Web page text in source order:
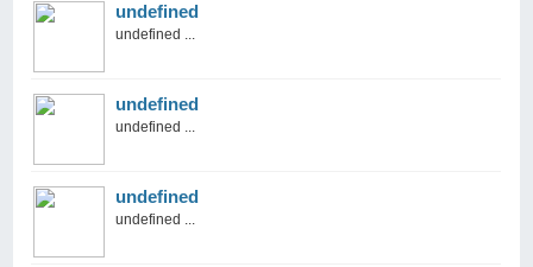
undefined
undefined ...
undefined
undefined ...
undefined
undefined ...